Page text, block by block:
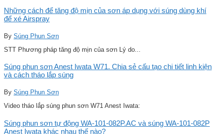
Những cách để tăng độ mịn của sơn áp dụng với súng dùng khí
để xé Airspray
By Súng Phun Sơn
STT Phương pháp tăng độ mịn của sơn Lý do...
Súng phun sơn Anest Iwata W71. Chia sẻ cấu tạo chi tiết linh kiện
và cách tháo lắp súng
By Súng Phun Sơn
Video tháo lắp súng phun sơn W71 Anest Iwata:
Súng phun sơn tự động WA-101-082P.AC và súng WA-101-082P
Anest Iwata khác nhau thế nào?